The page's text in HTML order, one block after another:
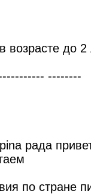
до 2
--------
рада
по стране